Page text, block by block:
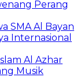
Perang
SMA Al Bayan
Internasional
Al Azhar
Musik